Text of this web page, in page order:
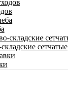
сетчатые